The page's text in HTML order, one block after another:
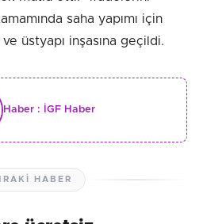
saha yapımı için
üstyapı inşasına geçildi.
Haber : İGF Haber
HABER